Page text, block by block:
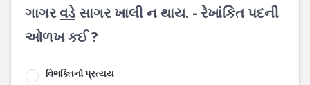
ગાગરવડેસાગર ખાલી ન થાય. - રેખાંકિત પદની
ઓળખ કઈ ?
વિભક્તિનો પ્રત્યય